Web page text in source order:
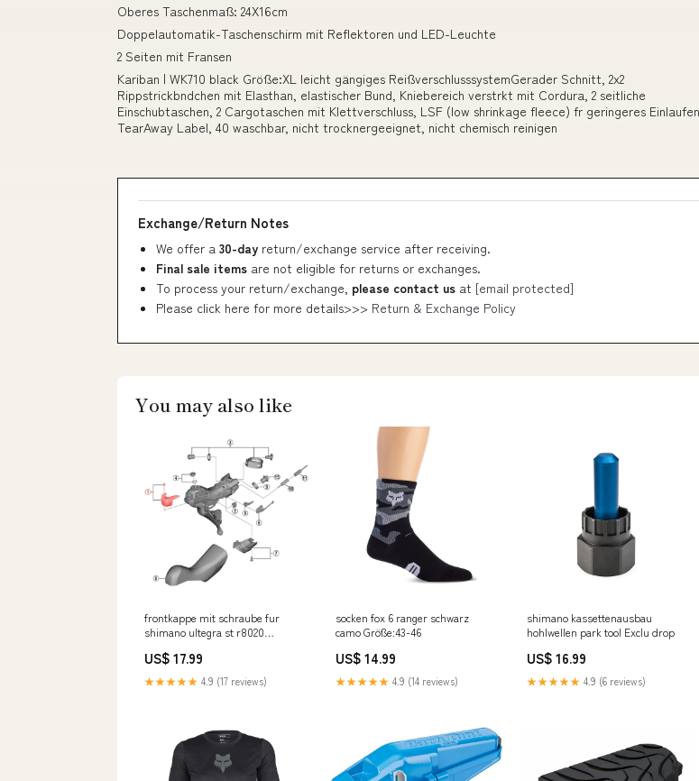
Oberes Taschenmaß: 24X16cm
Doppelautomatik-Taschenschirm mit Reflektoren und LED-Leuchte
2 Seiten mit Fransen
Kariban | WK710 black Größe:XL leicht gängiges ReißverschlusssystemGerader Schnitt, 2x2
Rippstrickbndchen mit Elasthan, elastischer Bund, Kniebereich verstrkt mit Cordura, 2 seitliche
Einschubtaschen, 2 Cargotaschen mit Klettverschluss, LSF (low shrinkage fleece) fr geringeres Einlaufen,
TearAway Label, 40 waschbar, nicht trocknergeeignet, nicht chemisch reinigen
Exchange/Return Notes
We offer a 30-day return/exchange service after receiving.
Final sale items are not eligible for returns or exchanges.
To process your return/exchange, please contact us at [email protected]
Please click here for more details>>> Return & Exchange Policy
You may also like
frontkappe mit schraube fur
shimano ultegra st r8020
US$ 17.99
★★★★★ 4.9 (17 reviews)
socken fox 6 ranger schwarz
camo Größe:43-46
US$ 14.99
★★★★★ 4.9 (14 reviews)
shimano kassettenausbau
hohlwellen park tool Exclu drop
US$ 16.99
★★★★★ 4.9 (6 reviews)